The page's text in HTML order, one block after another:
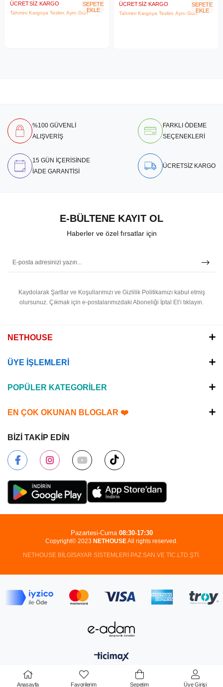
ÜCRETSIZ KARGO
Tahmini Kargoya Teslim: Aynı Gün
SEPETE
EKLE
ÜCRETSIZ KARGO
Tahmini Kargoya Teslim: Aynı Gün
SEPETE
EKLE
%100 GÜVENLİ
ALIŞVERİŞ
FARKLI ÖDEME
SEÇENEKLERİ
15 GÜN İÇERİSİNDE
İADE GARANTİSİ
ÜCRETSİZ KARGO
E-BÜLTENE KAYIT OL
Haberler ve özel fırsatlar için
Kaydolarak Şartlar ve Koşullarımızı ve Gizlilik Politikamızı kabul etmiş
olursunuz. Çıkmak için e-postalarımızdaki Aboneliği İptal Et’i tıklayın.
NETHOUSE
ÜYE İŞLEMLERİ
POPÜLER KATEGORİLER
EN ÇOK OKUNAN BLOGLAR ❤️
BİZİ TAKİP EDİN
Copyright© 2023 NETHOUSEAll rights reserved.
NETHOUSE BİLGİSAYAR SİSTEMLERİ PAZ.SAN.VE TİC.LTD.ŞTİ.
Pazartesi-Cuma 08:30-17:30
Anasayfa Favorilerim Sepetim Üye Girişi